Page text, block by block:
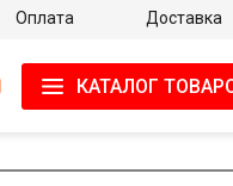
Оплата Доставка
КАТАЛОГ